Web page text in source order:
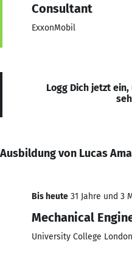
Consultant
ExxonMobil
Logg Dich jetzt
Ausbildung von Lucas
Bis heute 31 Jahre und 3
Mechanical
University College London